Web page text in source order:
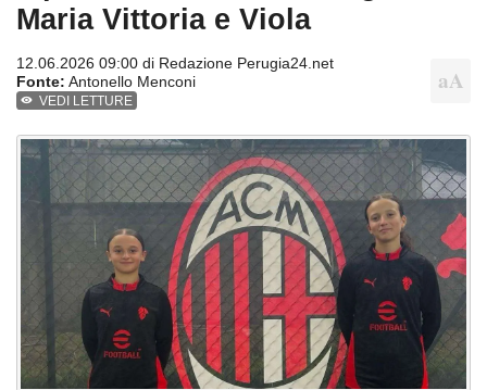
Maria Vittoria e Viola
12.06.2026 09:00 di Redazione Perugia24.net
Fonte: Antonello Menconi
VEDI LETTURE